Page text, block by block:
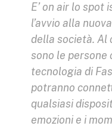
E’ on air lo spot
l’avvio alla
della società. Al
sono le persone
tecnologia di
potranno
qualsiasi
emozioni e i